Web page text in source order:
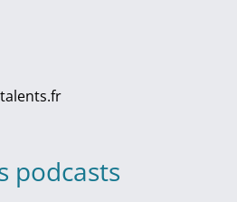
podcasts